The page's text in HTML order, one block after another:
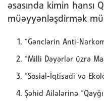
əsasında kimin hansı
müəyyənləşdirmək
“Gənclərin Anti-
“Milli Dəyərlər üzrə
“Sosial-İqtisadi və
Şəhid Ailələrinə